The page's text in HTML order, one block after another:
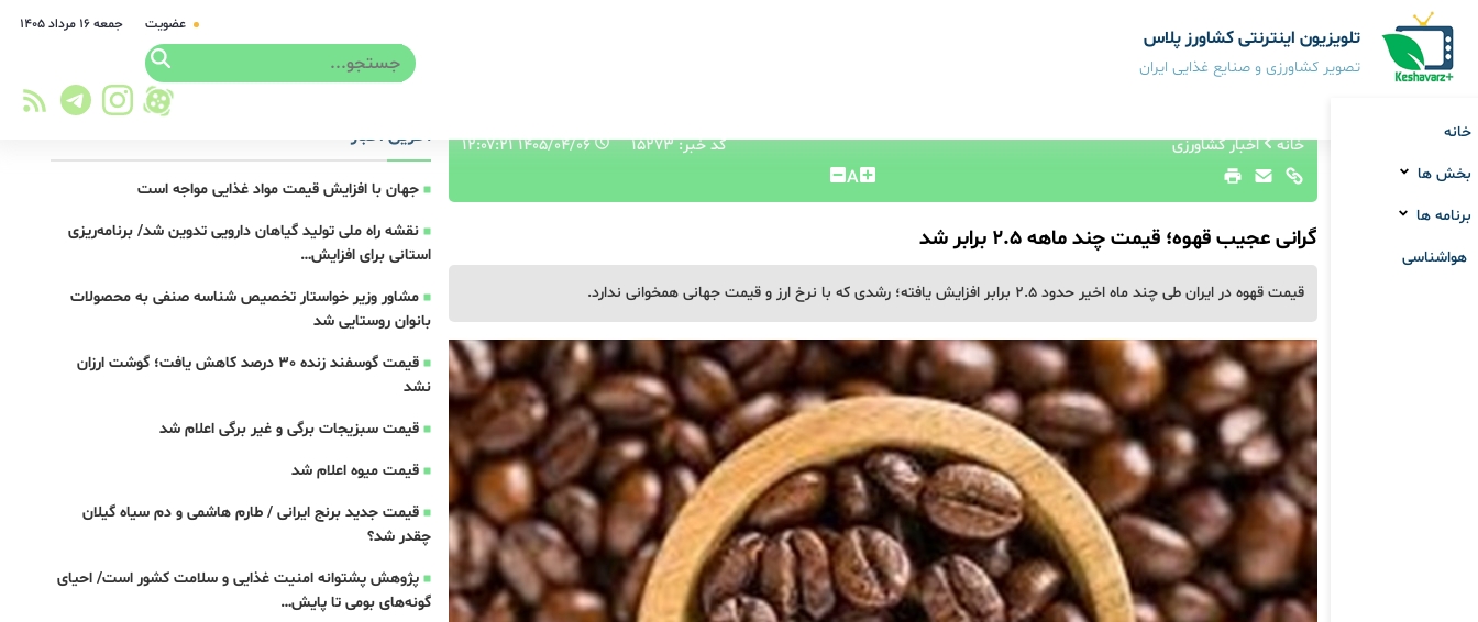
تلویزیون اینترنتی کشاورز پلاس
تصویر کشاورزی و صنایع غذایی ایران
عضویت جمعه ۱۶ مرداد ۱۴۰۵
خانه
بخش ها
برنامه ها
هواشناسی
خانه اخبار کشاورزی کد خبر: 15273 ۱۴۰۵/۰۴/۰۶ ۱۲:۰۷:۲۱
A
گرانی عجیب قهوه؛ قیمت‌ چند ماهه 2.5 برابر شد
قیمت قهوه در ایران طی چند ماه اخیر حدود ۲.۵ برابر افزایش یافته؛ رشدی که با نرخ ارز و قیمت جهانی همخوانی ندارد.
آخرین اخبار
جهان با افزایش قیمت مواد غذایی مواجه است
نقشه راه ملی تولید گیاهان دارویی تدوین شد/ برنامه‌ریزی
استانی برای افزایش…
مشاور وزیر خواستار تخصیص شناسه صنفی به محصولات
بانوان روستایی شد
قیمت گوسفند زنده 30 درصد کاهش یافت؛ گوشت ارزان
نشد
قیمت سبزیجات برگی و غیر برگی اعلام شد
قیمت میوه اعلام شد
قیمت جدید برنج ایرانی / طارم هاشمی و دم سیاه گیلان
چقدر شد؟
پژوهش پشتوانه امنیت غذایی و سلامت کشور است/ احیای
گونه‌های بومی تا پایش…